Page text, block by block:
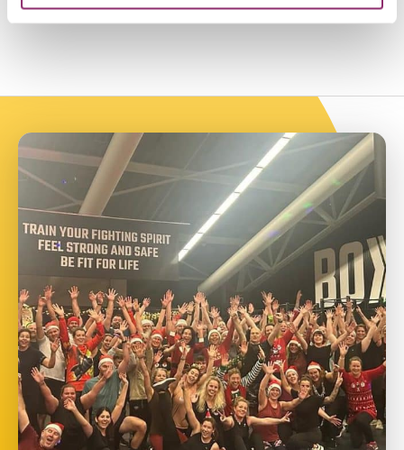
LISANNE VAN DE ZANDE €15
ANONIEM €10
ANONIEM €5
MARGRETH KEGEL €20
Heel veel succes?